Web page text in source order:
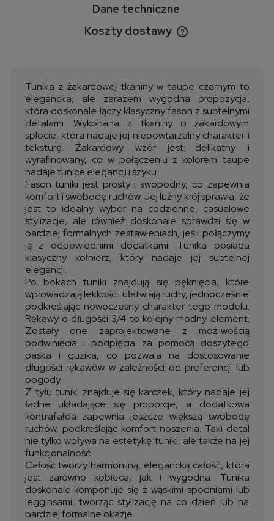
Dane techniczne
Koszty dostawy
Cena nie zawiera ewentualnych kosztów płatności
Tunika z żakardowej tkaniny w taupe czarnym to
elegancka, ale zarazem wygodna propozycja,
która doskonale łączy klasyczny fason z subtelnymi
detalami. Wykonana z tkaniny o żakardowym
splocie, która nadaje jej niepowtarzalny charakter i
teksturę. Żakardowy wzór jest delikatny i
wyrafinowany, co w połączeniu z kolorem taupe
nadaje tunice elegancji i szyku.
Fason tuniki jest prosty i swobodny, co zapewnia
komfort i swobodę ruchów. Jej luźny krój sprawia, że
jest to idealny wybór na codzienne, casualowe
stylizacje, ale również doskonale sprawdzi się w
bardziej formalnych zestawieniach, jeśli połączymy
ją z odpowiednimi dodatkami. Tunika posiada
klasyczny kołnierz, który nadaje jej subtelnej
elegancji.
Po bokach tuniki znajdują się pęknięcia, które
wprowadzają lekkość i ułatwiają ruchy, jednocześnie
podkreślając nowoczesny charakter tego modelu.
Rękawy o długości 3/4 to kolejny modny element.
Zostały one zaprojektowane z możliwością
podwinięcia i podpięcia za pomocą doszytego
paska i guzika, co pozwala na dostosowanie
długości rękawów w zależności od preferencji lub
pogody.
Z tyłu tuniki znajduje się karczek, który nadaje jej
ładne układające się proporcje, a dodatkowa
kontrafałda zapewnia jeszcze większą swobodę
ruchów, podkreślając komfort noszenia. Taki detal
nie tylko wpływa na estetykę tuniki, ale także na jej
funkcjonalność.
Całość tworzy harmonijną, elegancką całość, która
jest zarówno kobieca, jak i wygodna. Tunika
doskonale komponuje się z wąskimi spodniami lub
legginsami, tworząc stylizację na co dzień lub na
bardziej formalne okazje.